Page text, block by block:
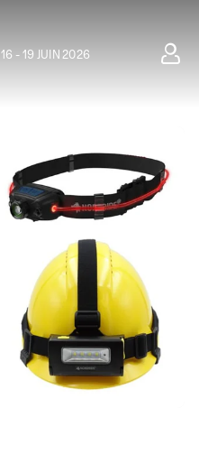
16 - 19 JUIN 2026